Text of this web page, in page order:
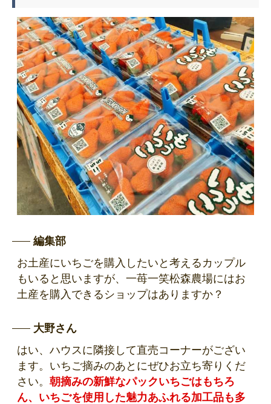
編集部
お土産にいちごを購入したいと考えるカップル
もいると思いますが、一苺一笑松森農場にはお
土産を購入できるショップはありますか？
大野さん
はい、ハウスに隣接して直売コーナーがござい
ます。いちご摘みのあとにぜひお立ち寄りくだ
さい。 朝摘みの新鮮なパックいちごはもちろ
ん、いちごを使用した魅力あふれる加工品も多